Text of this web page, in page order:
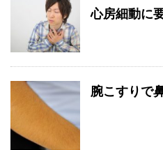
心房細動に
腕こすりで